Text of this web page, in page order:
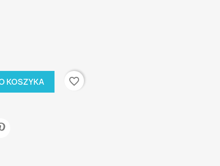
KOSZYKA favorite_border